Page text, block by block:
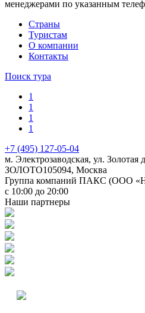
менеджерами по указанным
Cтраны
Туристам
О компании
Контакты
Поиск тура
1
1
1
1
+7 (495) 127-05-04
м. Электрозаводская, ул.
ЗОЛОТО105094, Москва
Группа компаний ПАКС (ООО
с 10:00 до 20:00
Наши партнеры